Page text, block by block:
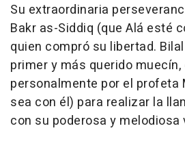
Su extraordinaria
Bakr as-Siddiq (que Alá esté
quien compró su libertad.
primer y más querido muecín,
personalmente por el profeta
sea con él) para realizar la
con su poderosa y melodiosa